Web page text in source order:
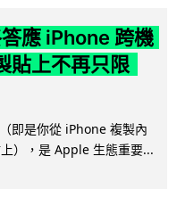
應 iPhone 跨機
貼上不再只限
即是你從 iPhone 複製內
），是 Apple 生態重要...